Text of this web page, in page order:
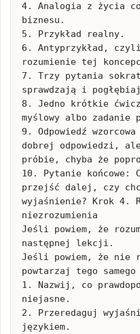
4. Analogia z życia
biznesu.
5. Przykład realny.
6. Antyprzykład,
rozumienie tej
7. Trzy pytania
sprawdzają i
8. Jedno krótkie
myślowy albo zadanie
9. Odpowiedź
dobrej odpowiedzi,
próbie, chyba że
10. Pytanie końcowe:
przejść dalej, czy
wyjaśnienie? Krok 4.
niezrozumienia
Jeśli powiem, że
następnej lekcji.
Jeśli powiem, że nie
powtarzaj tego
1. Nazwij, co
niejasne.
2. Przeredaguj
językiem.